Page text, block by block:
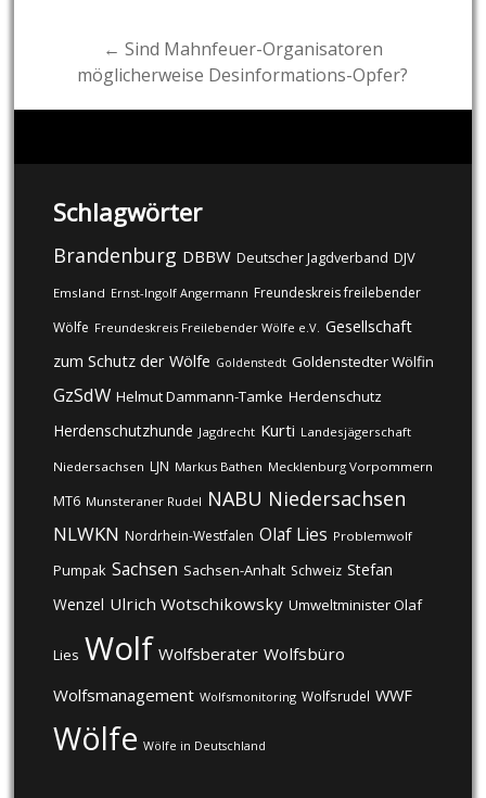
← Sind Mahnfeuer-Organisatoren
möglicherweise Desinformations-Opfer?
Schlagwörter
Brandenburg DBBW Deutscher Jagdverband DJV
Emsland Ernst-Ingolf Angermann Freundeskreis freilebender
Wölfe Freundeskreis Freilebender Wölfe e.V. Gesellschaft
zum Schutz der Wölfe Goldenstedt Goldenstedter Wölfin
GzSdW Helmut Dammann-Tamke Herdenschutz
Herdenschutzhunde Jagdrecht Kurti Landesjägerschaft
Niedersachsen LJN Markus Bathen Mecklenburg Vorpommern
MT6 Munsteraner Rudel NABU Niedersachsen
NLWKN Nordrhein-Westfalen Olaf Lies Problemwolf
Pumpak Sachsen Sachsen-Anhalt Schweiz Stefan
Wenzel Ulrich Wotschikowsky Umweltminister Olaf
Lies Wolf Wolfsberater Wolfsbüro
Wolfsmanagement Wolfsmonitoring Wolfsrudel WWF
Wölfe Wölfe in Deutschland